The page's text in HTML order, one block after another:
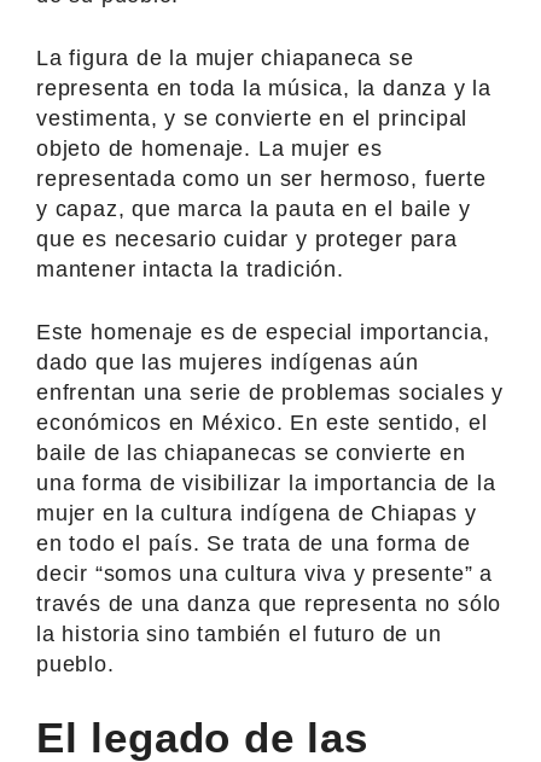
La figura de la mujer chiapaneca se
representa en toda la música, la danza y la
vestimenta, y se convierte en el principal
objeto de homenaje. La mujer es
representada como un ser hermoso, fuerte
y capaz, que marca la pauta en el baile y
que es necesario cuidar y proteger para
mantener intacta la tradición.
Este homenaje es de especial importancia,
dado que las mujeres indígenas aún
enfrentan una serie de problemas sociales y
económicos en México. En este sentido, el
baile de las chiapanecas se convierte en
una forma de visibilizar la importancia de la
mujer en la cultura indígena de Chiapas y
en todo el país. Se trata de una forma de
decir “somos una cultura viva y presente” a
través de una danza que representa no sólo
la historia sino también el futuro de un
pueblo.
El legado de las